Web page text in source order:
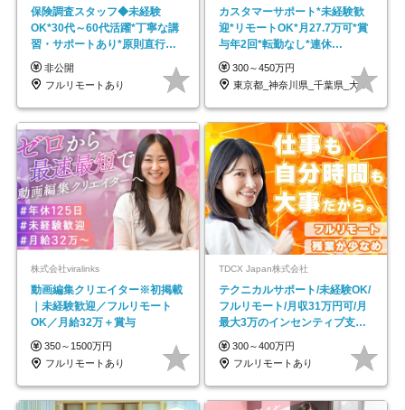
保険調査スタッフ◆未経験
OK*30代～60代活躍*丁寧な講
習・サポートあり*原則直行直
帰／全国募集・業務委託
非公開
フルリモートあり
カスタマーサポート*未経験歓
迎*リモートOK*月27.7万可*賞
与年2回*転勤なし*連休
OK/ZE010232
300～450万円
東京都_神奈川県_千葉県_大阪府_愛知県…
株式会社viralinks
動画編集クリエイター※初掲載
｜未経験歓迎／フルリモート
OK／月給32万＋賞与
350～1500万円
フルリモートあり
TDCX Japan株式会社
テクニカルサポート/未経験OK/
フルリモート/月収31万円可/月
最大3万のインセンティブ支給/
平均年齢33歳
300～400万円
フルリモートあり